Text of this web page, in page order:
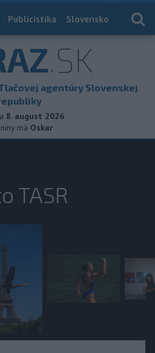
Publicistika Slovensko
.SK
agentúry Slovenskej
8. august 2026
má Oskar
TASR